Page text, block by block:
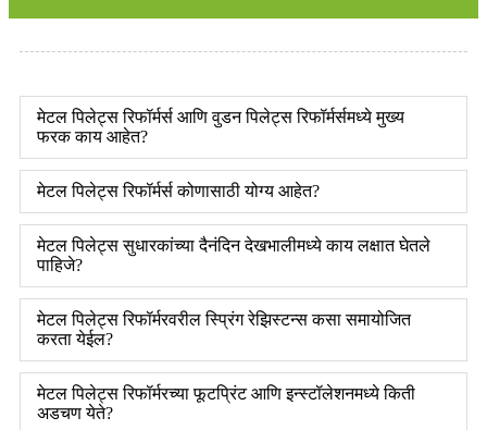
मेटल पिलेट्स रिफॉर्मर्स आणि वुडन पिलेट्स रिफॉर्मर्समध्ये मुख्य
फरक काय आहेत?
मेटल पिलेट्स रिफॉर्मर्स कोणासाठी योग्य आहेत?
मेटल पिलेट्स सुधारकांच्या दैनंदिन देखभालीमध्ये काय लक्षात घेतले
पाहिजे?
मेटल पिलेट्स रिफॉर्मरवरील स्प्रिंग रेझिस्टन्स कसा समायोजित
करता येईल?
मेटल पिलेट्स रिफॉर्मरच्या फूटप्रिंट आणि इन्स्टॉलेशनमध्ये किती
अडचण येते?